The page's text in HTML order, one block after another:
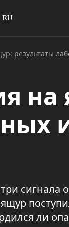
RU
результаты
на
сигнала
ли